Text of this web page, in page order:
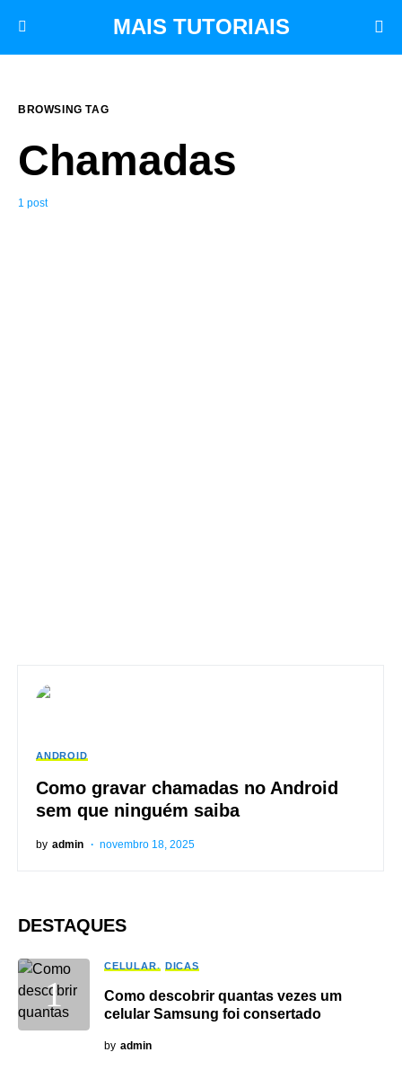
MAIS TUTORIAIS
BROWSING TAG
Chamadas
1 post
ANDROID
Como gravar chamadas no Android
sem que ninguém saiba
by admin novembro 18, 2025
DESTAQUES
CELULAR DICAS
Como descobrir quantas vezes um
celular Samsung foi consertado
by admin